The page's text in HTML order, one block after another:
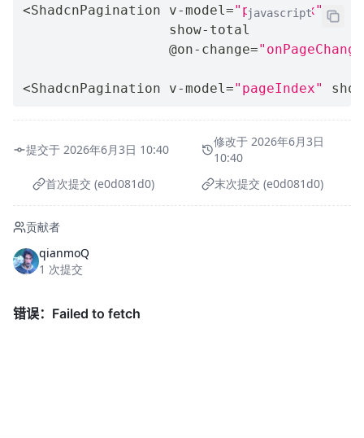
javascript
<ShadcnPagination v-model="pageIndex"
                  show
- total
                  @on
- change=
<ShadcnPagination v-model="pageIndex" show
提交于 2026年6月3日 10:40
修改于 2026年6月3日
10:40
首次提交 (e0d081d0)
末次提交 (e0d081d0)
贡献者
qianmoQ
1 次提交